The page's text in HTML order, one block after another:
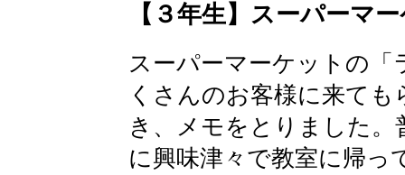
【３年生】スーパーマ
スーパーマーケットの
くさんのお客様に来て
き、メモをとりました
に興味津々で教室に帰っ